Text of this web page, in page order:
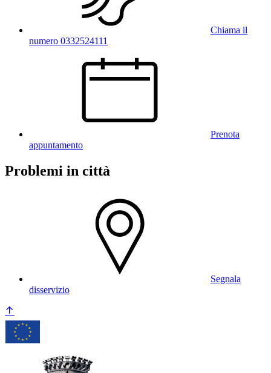
Chiama il
numero 0332524111
Prenota
appuntamento
Problemi in città
Segnala
disservizio